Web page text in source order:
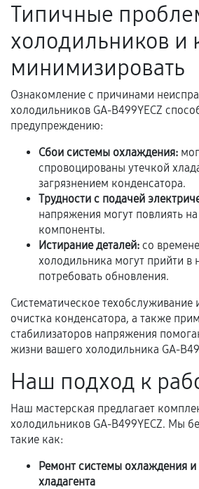
Акт выполненных работ с
услуг и сроком гарантии.
Документы на установленные
и кассовый чек.
Расширенная гарантия
В некоторых случаях возможно
расширенной гарантии.
условия продления
фиксируются в документах.
Когда гарантия не
Нарушение правил
механические повреждения,
Самостоятельный ремонт или
третьих лиц.
Естественный износ деталей,
Обращение после окончания
Типичные
холодильников и
минимизировать
Ознакомление с причинами
холодильников GA-B499YECZ
предупреждению:
Сбои системы охлаждения:
спровоцированы утечкой
загрязнением конденсатора.
Трудности с подачей
напряжения могут повлиять
компоненты.
Истирание деталей: со
холодильника могут прийти в
потребовать обновления.
Систематическое техобслуживание
очистка конденсатора, а также
стабилизаторов напряжения
жизни вашего холодильника GA-
Наш подход к
Наш мастерская предлагает
холодильников GA-B499YECZ. Мы
такие как:
Ремонт системы охлаждения
хладагента